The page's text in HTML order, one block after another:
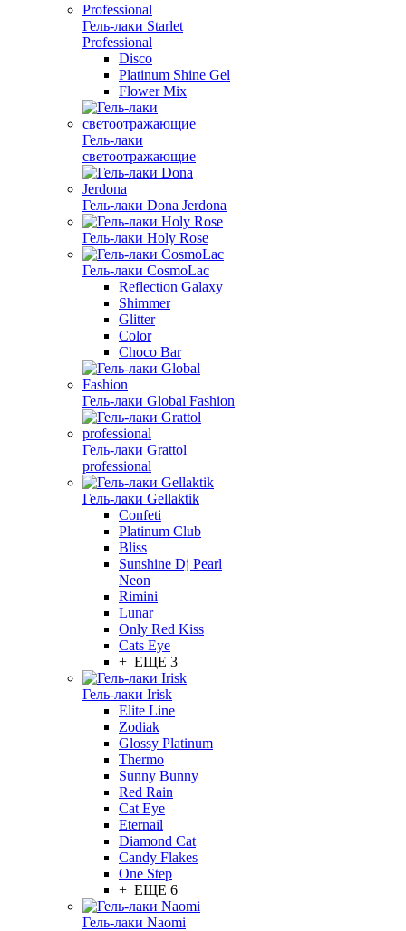
Гель-лаки Starlet
Professional
Disco
Platinum Shine Gel
Flower Mix
Гель-лаки
светоотражающие
Гель-лаки Dona Jerdona
Гель-лаки Holy Rose
Гель-лаки CosmoLac
Reflection Galaxy
Shimmer
Glitter
Color
Choco Bar
Гель-лаки Global Fashion
Гель-лаки Grattol
professional
Гель-лаки Gellaktik
Confeti
Platinum Club
Bliss
Sunshine Dj Pearl
Neon
Rimini
Lunar
Only Red Kiss
Cats Eye
+ ЕЩЕ 3
Гель-лаки Irisk
Elite Line
Zodiak
Glossy Platinum
Thermo
Sunny Bunny
Red Rain
Cat Eye
Eternail
Diamond Cat
Candy Flakes
One Step
+ ЕЩЕ 6
Гель-лаки Naomi